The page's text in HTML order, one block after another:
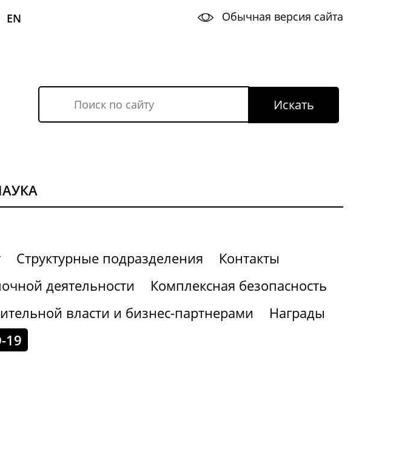
EN Обычная версия сайта
Структурные подразделения
Контакты
деятельности
Комплексная безопасность
власти и бизнес-партнерами
Награды
19